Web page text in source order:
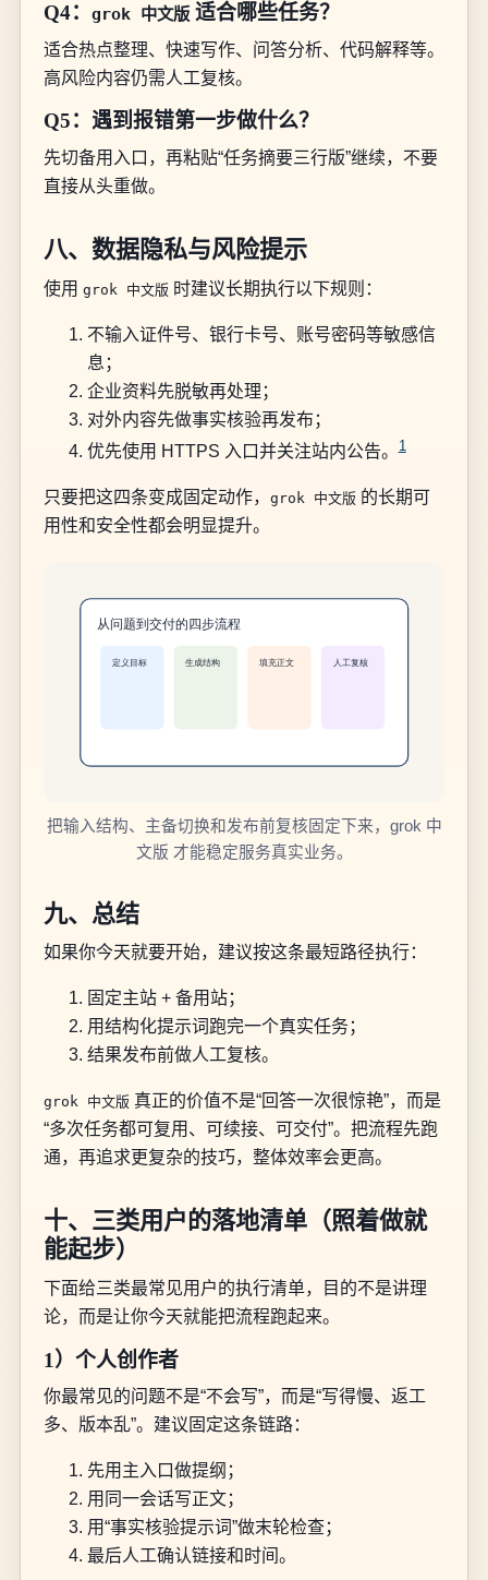
Q4： grok 中文版适合哪些任务？
适合热点整理、快速写作、问答分析、代码解释等。
高风险内容仍需人工复核。
Q5：遇到报错第一步做什么？
先切备用入口，再粘贴“任务摘要三行版”继续，不要
直接从头重做。
八、数据隐私与风险提示
使用 grok 中文版 时建议长期执行以下规则：
不输入证件号、银行卡号、账号密码等敏感信
息；
企业资料先脱敏再处理；
对外内容先做事实核验再发布；
优先使用 HTTPS 入口并关注站内公告。1
只要把这四条变成固定动作， grok 中文版 的长期可
用性和安全性都会明显提升。
把输入结构、主备切换和发布前复核固定下来，grok 中
文版 才能稳定服务真实业务。
九、总结
如果你今天就要开始，建议按这条最短路径执行：
固定主站 + 备用站；
用结构化提示词跑完一个真实任务；
结果发布前做人工复核。
grok 中文版 真正的价值不是“回答一次很惊艳”，而是
“多次任务都可复用、可续接、可交付”。把流程先跑
通，再追求更复杂的技巧，整体效率会更高。
十、三类用户的落地清单（照着做就
能起步）
下面给三类最常见用户的执行清单，目的不是讲理
论，而是让你今天就能把流程跑起来。
1）个人创作者
你最常见的问题不是“不会写”，而是“写得慢、返工
多、版本乱”。建议固定这条链路：
先用主入口做提纲；
用同一会话写正文；
用“事实核验提示词”做末轮检查；
最后人工确认链接和时间。